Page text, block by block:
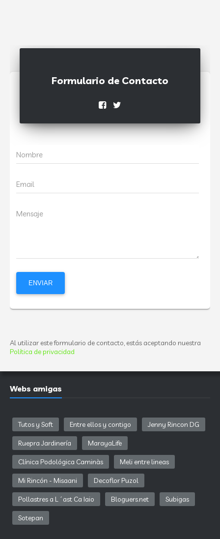
Formulario de Contacto
Nombre
Email
Mensaje
Al utilizar este formulario de contacto, estás aceptando nuestra
Política de privacidad
Webs amigas
Tutos y Soft Entre ellos y contigo Jenny Rincon DG
Ruepra Jardinería MarayaLife
Clínica Podológica Caminàs Meli entre lineas
Mi Rincón - Misaani Decoflor Puzol
Pollastres a L´ast Ca Iaio Bloguers.net Subigas
Sotepan